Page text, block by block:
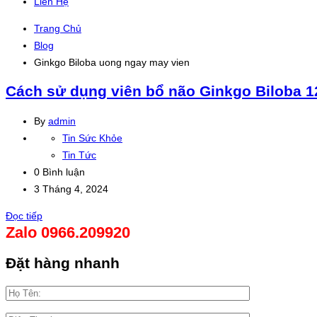
Trang Chủ
Blog
Ginkgo Biloba uong ngay may vien
Cách sử dụng viên bổ não Ginkgo Biloba
By admin
Tin Sức Khỏe
Tin Tức
0 Bình luận
3 Tháng 4, 2024
Đọc tiếp
Zalo 0966.209920
Đặt hàng nhanh